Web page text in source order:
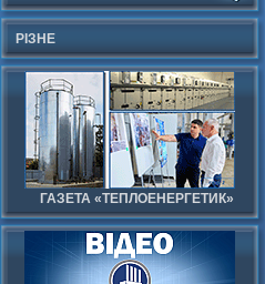
РІЗНЕ
ГАЗЕТА «ТЕПЛОЕНЕРГЕТИК»